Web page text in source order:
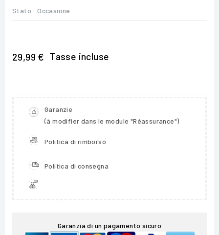
Stato : Occasione
29,99 € Tasse incluse
Garanzie
(à modifier dans le module "Réassurance")
Politica di rimborso
Politica di consegna
Garanzia di un pagamento sicuro